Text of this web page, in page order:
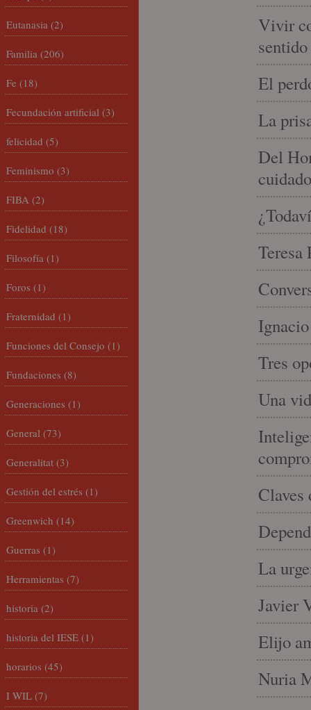
Vivir
El
La
Del
cuidado
Teresa
Tres
Una
Claves
La
Javier
Elijo
Nuria
Eutanasia (2)
Familia (206)
Fe (18)
Fecundación artificial (3)
felicidad (5)
Feminismo (3)
FIBA (2)
Fidelidad (18)
Filosofía (1)
Foros (1)
Fraternidad (1)
Funciones del Consejo (1)
Fundaciones (8)
Generaciones (1)
General (73)
Generalitat (3)
Gestión del estrés (1)
Greenwich (14)
Guerras (1)
Herramientas (7)
historia (2)
historia del IESE (1)
horarios (45)
I WIL (7)